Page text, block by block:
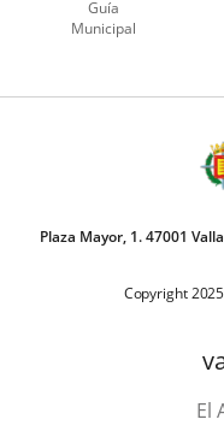
Guía
Municipal
Plaza Mayor, 1. 47001
Copyright
El